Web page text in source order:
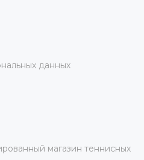
данных
магазин теннисных